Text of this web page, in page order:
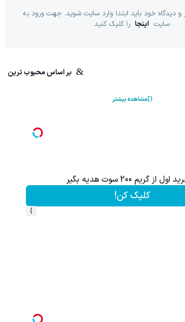
دیدگاه خود باید ابتدا وارد سایت شوید. جهت ورود به
سایت اینجا را کلیک کنید
بر اساس محبوب ترین
مشاهده بیشتر
از گریم 200 سوت هدیه بگیر
کلیک کن!
›